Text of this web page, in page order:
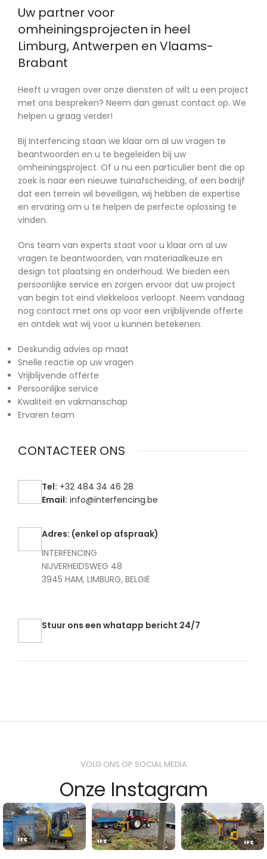
Uw partner voor
omheiningsprojecten in heel
Limburg, Antwerpen en Vlaams-
Brabant
Heeft u vragen over onze diensten of wilt u een project
met ons bespreken? Neem dan gerust contact op. We
helpen u graag verder!
Bij Interfencing staan we klaar om al uw vragen te
beantwoorden en u te begeleiden bij uw
omheiningsproject. Of u nu een particulier bent die op
zoek is naar een nieuwe tuinafscheiding, of een bedrijf
dat een terrein wil beveiligen, wij hebben de expertise
en ervaring om u te helpen de perfecte oplossing te
vinden.
Ons team van experts staat voor u klaar om al uw
vragen te beantwoorden, van materiaalkeuze en
design tot plaatsing en onderhoud. We bieden een
persoonlijke service en zorgen ervoor dat uw project
van begin tot eind vlekkeloos verloopt. Neem vandaag
nog contact met ons op voor een vrijblijvende offerte
en ontdek wat wij voor u kunnen betekenen.
Deskundig advies op maat
Snelle reactie op uw vragen
Vrijblijvende offerte
Persoonlijke service
Kwaliteit en vakmanschap
Ervaren team
CONTACTEER ONS
Tel: +32 484 34 46 28
Email: info@interfencing.be
Adres: (enkel op afspraak)
INTERFENCING
NIJVERHEIDSWEG 48
3945 HAM, LIMBURG, BELGIË
Stuur ons een whatapp bericht 24/7
VOLG ONS OP SOCIAL MEDIA
Onze Instagram